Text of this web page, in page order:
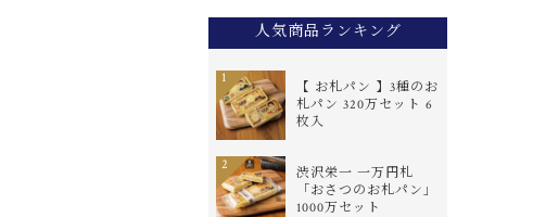
人気商品ランキング
【 お札パン 】3種のお
札パン 320万セット 6
枚入
1
渋沢栄一 一万円札
「おさつのお札パン」
1000万セット
2